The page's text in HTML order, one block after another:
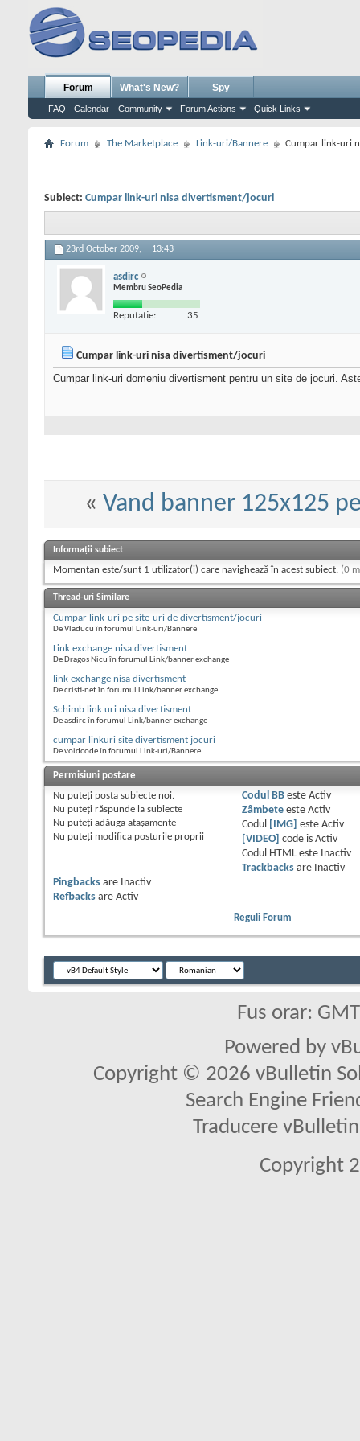
Forum
FAQ Calendar Community Forum Actions Quick Links
What's New? Spy
Forum The Marketplace Link-uri/Bannere Cumpar link-uri
Subiect: Cumpar link-uri nisa divertisment/jocuri
23rd October 2009, 13:43
asdirc
Membru SeoPedia
Reputatie: 35
Cumpar link-uri nisa divertisment/jocuri
Cumpar link-uri domeniu divertisment pentru un site de jocuri.
« Vand banner 125x125
Informații subiect
Momentan este/sunt 1 utilizator(i) care navighează în acest subiect. (0
Thread-uri Similare
Cumpar link-uri pe site-uri de divertisment/jocuri
De Vladucu în forumul Link-uri/Bannere
Link exchange nisa divertisment
De Dragos Nicu în forumul Link/banner exchange
link exchange nisa divertisment
De cristi-net în forumul Link/banner exchange
Schimb link uri nisa divertisment
De asdirc în forumul Link/banner exchange
cumpar linkuri site divertisment jocuri
De voidcode în forumul Link-uri/Bannere
Permisiuni postare
Nu puteţi posta subiecte noi.
Nu puteţi răspunde la subiecte
Nu puteţi adăuga ataşamente
Nu puteţi modifica posturile proprii
Codul BBeste Activ
Zâmbeteeste Activ
Codul
[IMG] este Activ
[VIDEO]
code is Activ
Codul HTML este
Inactiv
Trackbacksare
Inactiv
Pingbacks are
Inactiv
Refbacks are Activ
Reguli Forum
Fus orar:
Powered by
Copyright © 2026 vBulletin
Search Engine
Traducere
Copyright